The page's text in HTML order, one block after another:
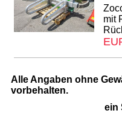
mit
Alle Angaben ohne
vorbehalten.
ein